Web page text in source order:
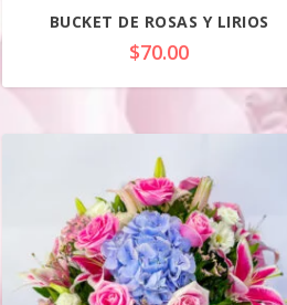
BUCKET DE ROSAS Y LIRIOS
$70.00